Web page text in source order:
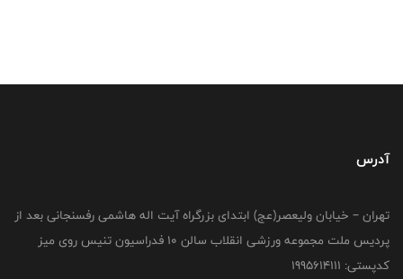
آدرس
تهران – خیابان ولیعصر(عج) ابتدای بزرگراه آیت اله هاشمی رفسنجانی بعد از
پردیس ملت مجموعه ورزشی انقلاب سالن 10 فدراسیون تنیس روی میز
کدپستی: 1995614111